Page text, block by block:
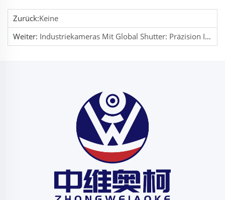
Zurück:Keine
Weiter: Industriekameras Mit Global Shutter: Präzision In Hochgeschwindigkeits-Bildgebungsanwendungen